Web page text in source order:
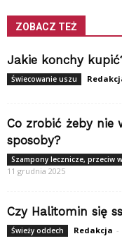
ZOBACZ TEŻ
Jakie konchy
Świecowanie uszu
Co zrobić żeby nie
sposoby?
Szampony lecznicze, przeciw
11 grudnia 2025
Czy Halitomin się
Świeży oddech Redakcja -